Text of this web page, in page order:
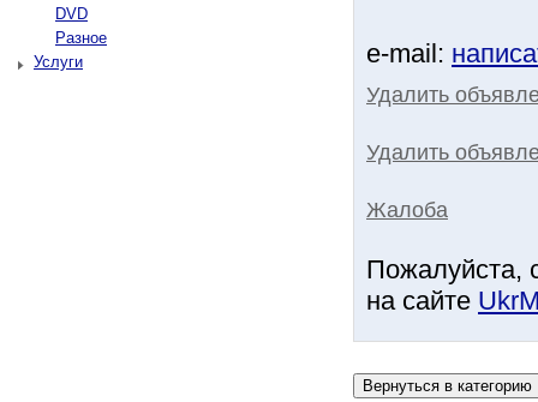
DVD
Разное
Услуги
e-mail:
Удалить
Удалить
Жалоба
Пожалуйста,
на сайте